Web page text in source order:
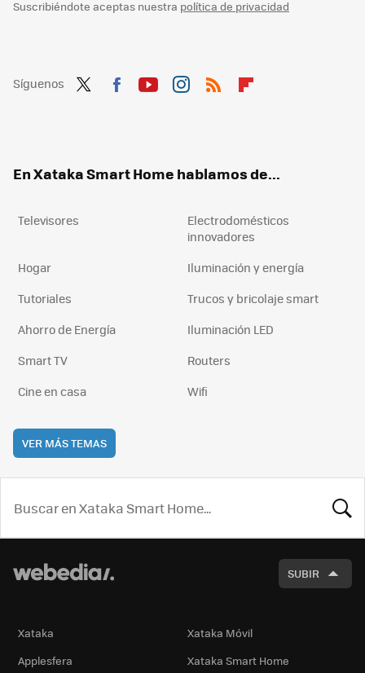
Suscribiéndote aceptas nuestra política de privacidad
Síguenos
En Xataka Smart Home hablamos de...
Televisores
Electrodomésticos
innovadores
Hogar
Iluminación y energía
Tutoriales
Trucos y bricolaje smart
Ahorro de Energía
Iluminación LED
Smart TV
Routers
Cine en casa
Wifi
VER MÁS TEMAS
SUBIR
Xataka
Xataka Móvil
Applesfera
Xataka Smart Home